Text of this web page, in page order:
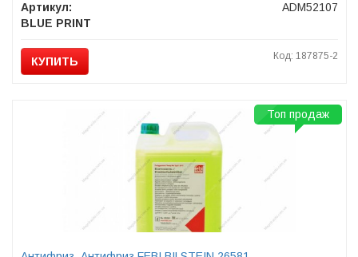
Артикул:
ADM52107
BLUE PRINT
КУПИТЬ Код: 187875-2
Топ продаж